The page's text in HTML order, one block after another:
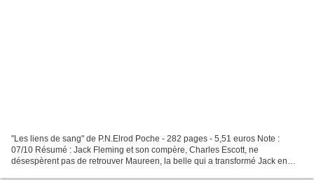
"Les liens de sang" de P.N.Elrod Poche - 282 pages - 5,51 euros Note :
07/10 Résumé : Jack Fleming et son compère, Charles Escott, ne
désespèrent pas de retrouver Maureen, la belle qui a transformé Jack en